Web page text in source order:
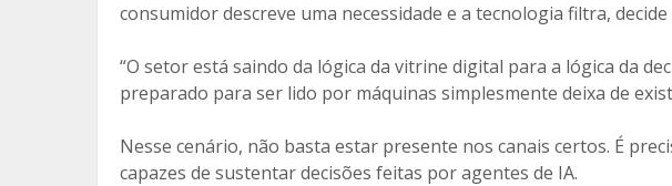
consumidor descreve uma necessidade e a tecnologia filtra, decide
“O setor está saindo da lógica da vitrine digital para a lógica da
preparado para ser lido por máquinas simplesmente deixa de
Nesse cenário, não basta estar presente nos canais certos. É
capazes de sustentar decisões feitas por agentes de IA.